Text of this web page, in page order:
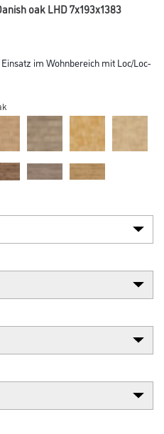
oak LHD 7x193x1383
im Wohnbereich mit Loc/Loc-